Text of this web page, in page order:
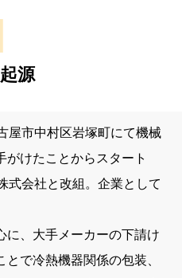
源
屋市中村区岩塚町にて機械
がけたことからスタート
式会社と改組。企業として
に、大手メーカーの下請け
で冷熱機器関係の包装、